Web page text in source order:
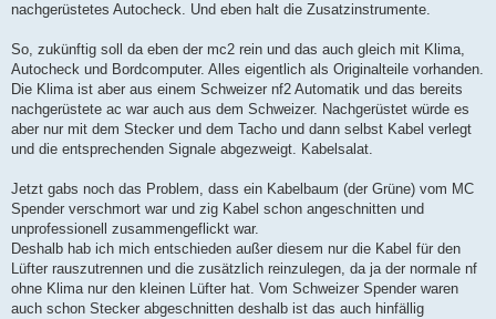
nachgerüstetes Autocheck. Und eben halt die Zusatzinstrumente.
So, zukünftig soll da eben der mc2 rein und das auch gleich mit Klima,
Autocheck und Bordcomputer. Alles eigentlich als Originalteile vorhanden.
Die Klima ist aber aus einem Schweizer nf2 Automatik und das bereits
nachgerüstete ac war auch aus dem Schweizer. Nachgerüstet würde es
aber nur mit dem Stecker und dem Tacho und dann selbst Kabel verlegt
und die entsprechenden Signale abgezweigt. Kabelsalat.
Jetzt gabs noch das Problem, dass ein Kabelbaum (der Grüne) vom MC
Spender verschmort war und zig Kabel schon angeschnitten und
unprofessionell zusammengeflickt war.
Deshalb hab ich mich entschieden außer diesem nur die Kabel für den
Lüfter rauszutrennen und die zusätzlich reinzulegen, da ja der normale nf
ohne Klima nur den kleinen Lüfter hat. Vom Schweizer Spender waren
auch schon Stecker abgeschnitten deshalb ist das auch hinfällig